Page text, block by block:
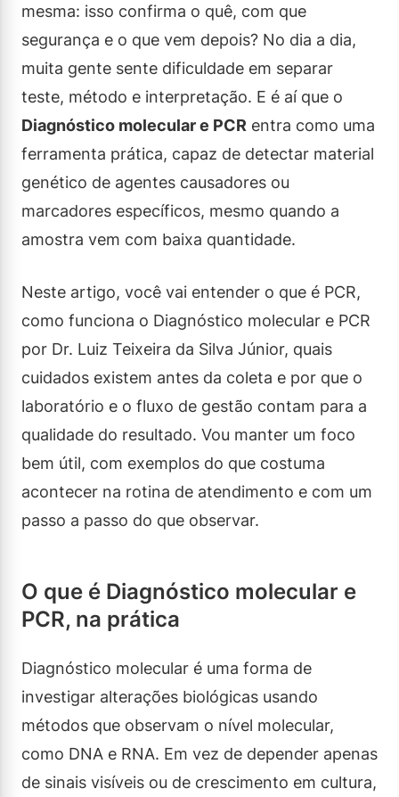
mesma: isso confirma o quê, com que
segurança e o que vem depois? No dia a dia,
muita gente sente dificuldade em separar
teste, método e interpretação. E é aí que o
Diagnóstico molecular e PCR entra como uma
ferramenta prática, capaz de detectar material
genético de agentes causadores ou
marcadores específicos, mesmo quando a
amostra vem com baixa quantidade.
Neste artigo, você vai entender o que é PCR,
como funciona o Diagnóstico molecular e PCR
por Dr. Luiz Teixeira da Silva Júnior, quais
cuidados existem antes da coleta e por que o
laboratório e o fluxo de gestão contam para a
qualidade do resultado. Vou manter um foco
bem útil, com exemplos do que costuma
acontecer na rotina de atendimento e com um
passo a passo do que observar.
O que é Diagnóstico molecular e
PCR, na prática
Diagnóstico molecular é uma forma de
investigar alterações biológicas usando
métodos que observam o nível molecular,
como DNA e RNA. Em vez de depender apenas
de sinais visíveis ou de crescimento em cultura,